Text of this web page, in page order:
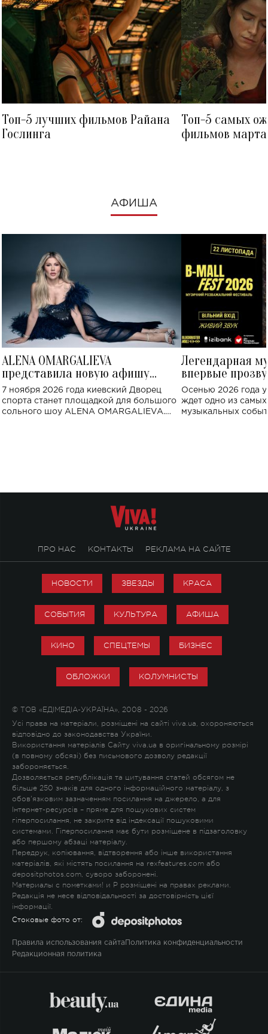
Топ-5 лучших фильмов Райана
Гослинга
Топ-5 самых
фильмов
АФИША
ALENA OMARGALIEVA
представила новую афишу
большого концерта во Дворце
спорта
7 ноября 2026 года киевский Дворец
спорта станет площадкой для большого
сольного шоу ALENA OMARGALIEVA.
Легендарная
впервые
Украине: где
Осенью 2026 года
ждет одно из
музыкальных
ПРО НАС КОНТАКТЫ РЕКЛАМА НА САЙТЕ
НОВОСТИ ЗВЕЗДЫ КРАСА
СОБЫТИЯ КУЛЬТУРА АФИША
КИНО СПЕЦТЕМЫ БИЗНЕС
ОБЛОЖКИ КОЛУМНИСТЫ
© ТОВ «ЕДІМЕДІА-УКРАЇНА», 2008 - 2026
Усі права на матеріали, розміщені на сайті viva.ua, охороняються
відповідно до законодавства України.
Використання матеріалів Сайту viva.ua в оригінальному розмірі
(в повному обсязі) без письмового дозволу редакції
забороняється.
Дозволяється републікація та цитування статей обсягом не
більше 250 знаків для одного інформаційного матеріалу, з
обов'язковим зазначенням посилання на джерело, а для
Інтернет-ресурсів – пряме для пошукових систем
гіперпосилання, не закрите від індексації пошуковими
системами. Гіперпосилання має бути розміщене в підзаголовку
або першому абзаці матеріалу.
Передрук, копіювання, відтворення або інше використання
матеріалів, які містять посилання на rexfeatures.com або
depositphotos.com, суворо заборонені.
Материалы с пометками! и P розміщені на правах реклами.
Редакція не несе відповідальності за достовірність цієї
інформації.
Стоковые фото от:
Правила использования сайта Политика конфиденциальности
Редакционная политика